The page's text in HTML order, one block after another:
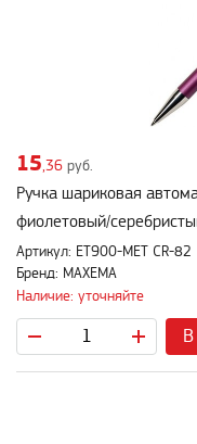
15,36 руб.
Ручка шариковая
фиолетовый/
Артикул: ET900-MET CR-82
Бренд: MAXEMA
Наличие: уточняйте
В